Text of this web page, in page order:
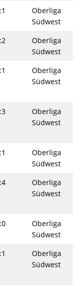
Oberliga
Südwest
Oberliga
Südwest
Oberliga
Südwest
Oberliga
Südwest
Oberliga
Südwest
Oberliga
Südwest
Oberliga
Südwest
Oberliga
Südwest